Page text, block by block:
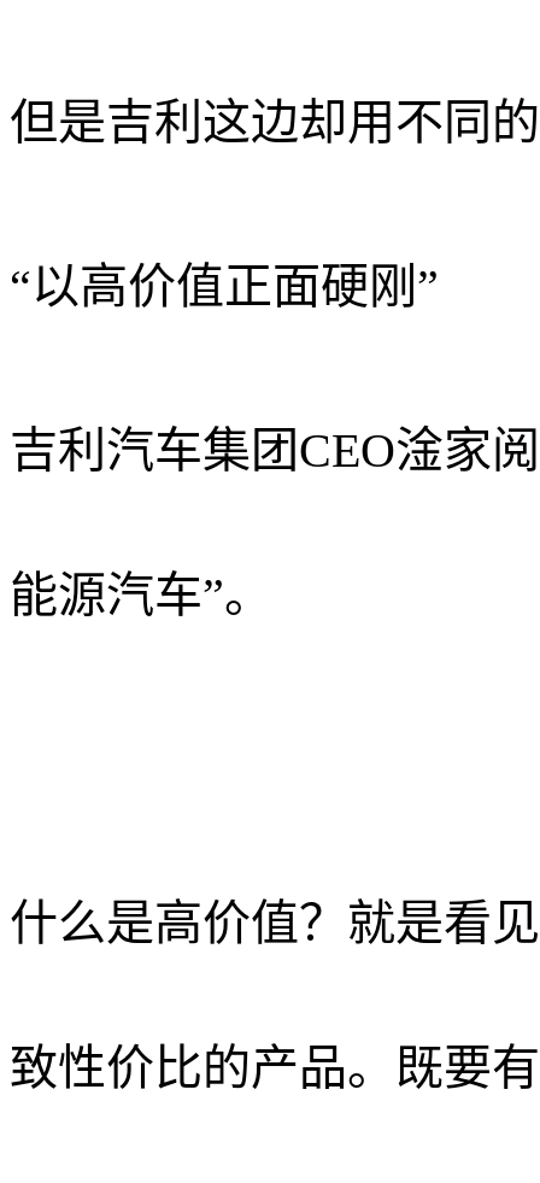
但是吉利这边却用不同
“以高价值正面硬刚”
吉利汽车集团CEO淦家阅
能源汽车”。
什么是高价值？就是看
致性价比的产品。既要